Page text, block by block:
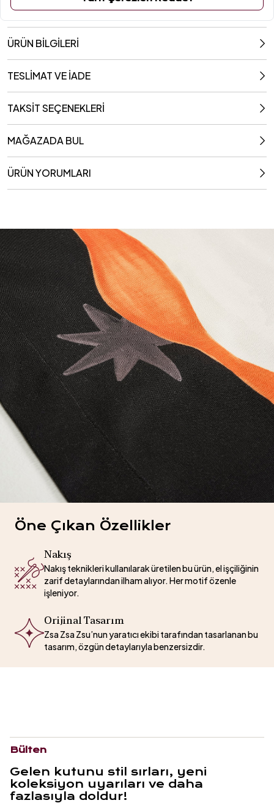
ÜRÜN BİLGİLERİ
TESLİMAT VE İADE
TAKSİT SEÇENEKLERİ
MAĞAZADA BUL
ÜRÜN YORUMLARI
Öne Çıkan Özellikler
Nakış
Nakış teknikleri kullanılarak üretilen bu ürün, el işçiliğinin
zarif detaylarından ilham alıyor. Her motif özenle
işleniyor.
Orijinal Tasarım
Zsa Zsa Zsu’nun yaratıcı ekibi tarafından tasarlanan bu
tasarım, özgün detaylarıyla benzersizdir.
Bülten
Gelen kutunu stil sırları, yeni
koleksiyon uyarıları ve daha
fazlasıyla doldur!